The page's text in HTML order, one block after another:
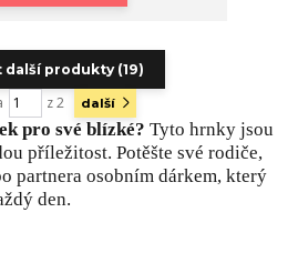
další produkty (19)
z 2 další
pro své blízké? Tyto hrnky jsou
příležitost. Potěšte své rodiče,
partnera osobním dárkem, který
den.